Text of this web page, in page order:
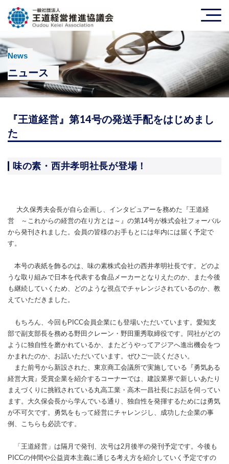
News
ニュース
『王道経営』第14号の発送手配をはじめまし
た
味の素・西井孝明社長が登場！
大久保秀夫会長が自ら企画し、インタビュアーを務めた『王道経
営 ～これからの経営の在り方とは～』の第14号が株式会社フォーバル
から発刊されました。会員の皆様のお手もとには年内には届く予定で
す。
本号の表紙を飾るのは、味の素株式会社の西井孝明社長です。どのよ
うな取り組みで日本を代表する食品メーカーとなりえたのか、また今後
も継続していくため、どのような視点でチャレンジされているのか、教
えていただきました。
もちろん、今回もPICC会員企業にも登場いただいています。愛知支
部で副支部長を務める野田クレーン・野田重秀取締役です。同社がどの
ように独自性を磨かれているか、またどうやってアジアへ進出機会をつ
かまれたのか、お話いただいています。ぜひご一読ください。
また前号から新設された、東京商工会議所で実施している『勇気ある
経営大賞』受賞企業を紹介するコーナーでは、建設業界で新しいあたり
まえづくりに挑戦されている丸高工業・高木一昌社長にお話を伺ってい
ます。大久保会長から学んでいる通り、独自性を発揮するためには勇気
が不可欠です。勇気をもって経営にチャレンジし、成功した企業の事
例、こちらも必読です。
「王道経営」は隔月で発刊、次号は2月後半の発刊予定です。今後も
PICCの仲間や公益資本主義に通じる考え方を紹介していく予定ですの